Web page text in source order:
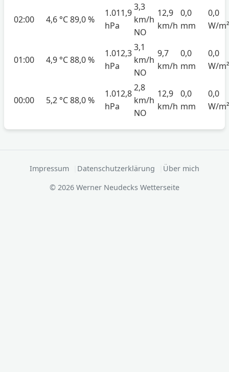
02:00 4,6 °C89,0 %
1.011,9
hPa
3,3
km/h
NO
12,9
km/h
0,0
mm
0,0
W/m²
01:00 4,9 °C88,0 %
1.012,3
hPa
3,1
km/h
NO
9,7
km/h
0,0
mm
0,0
W/m²
00:00 5,2 °C88,0 %
1.012,8
hPa
2,8
km/h
NO
12,9
km/h
0,0
mm
0,0
W/m²
Impressum Datenschutzerklärung
Über mich
© 2026 Werner Neudecks Wetterseite